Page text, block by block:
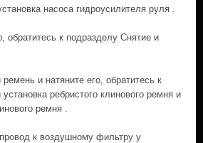
насоса гидроусилителя руля .
обратитесь к подразделу Снятие и
и натяните его, обратитесь к
ребристого клинового ремня и
ремня .
к воздушному фильтру у